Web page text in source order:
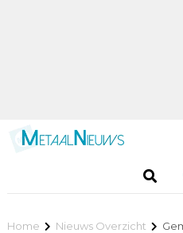
Home Nieuws Overzicht